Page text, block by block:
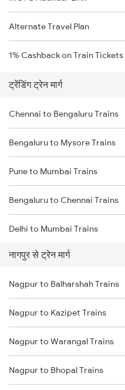
Alternate Travel Plan
1% Cashback on Train Tickets
ट्रेंडिंग ट्रेन मार्ग
Chennai to Bengaluru Trains
Bengaluru to Mysore Trains
Pune to Mumbai Trains
Bengaluru to Chennai Trains
Delhi to Mumbai Trains
Mumbai to Pune Trains
Delhi to Jammu Trains
Mumbai to Delhi Trains
Mumbai to Goa Trains
Chennai to Coimbatore Trains
नागपुर से ट्रेन मार्ग
Nagpur to Balharshah Trains
Nagpur to Kazipet Trains
Nagpur to Warangal Trains
Nagpur to Bhopal Trains